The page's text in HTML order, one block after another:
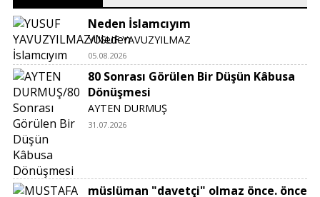
Neden İslamcıyım
YUSUF YAVUZYILMAZ
05.08.2026
80 Sonrası Görülen Bir Düşün Kâbusa
Dönüşmesi
AYTEN DURMUŞ
31.07.2026
müslüman "davetçi" olmaz önce. önce